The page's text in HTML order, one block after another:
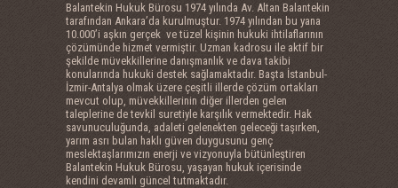
Balantekin Hukuk Bürosu 1974 yılında Av. Altan Balantekin
tarafından Ankara’da kurulmuştur. 1974 yılından bu yana
10.000’i aşkın gerçek ve tüzel kişinin hukuki ihtilaflarının
çözümünde hizmet vermiştir. Uzman kadrosu ile aktif bir
şekilde müvekkillerine danışmanlık ve dava takibi
konularında hukuki destek sağlamaktadır. Başta İstanbul-
İzmir-Antalya olmak üzere çeşitli illerde çözüm ortakları
mevcut olup, müvekkillerinin diğer illerden gelen
taleplerine de tevkil suretiyle karşılık vermektedir. Hak
savunuculuğunda, adaleti gelenekten geleceği taşırken,
yarım asrı bulan haklı güven duygusunu genç
meslektaşlarımızın enerji ve vizyonuyla bütünleştiren
Balantekin Hukuk Bürosu, yaşayan hukuk içerisinde
kendini devamlı güncel tutmaktadır.